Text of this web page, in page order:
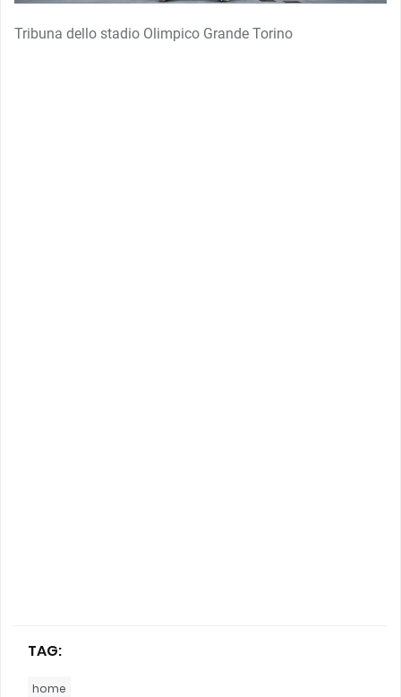
Tribuna dello stadio Olimpico Grande Torino
TAG:
home